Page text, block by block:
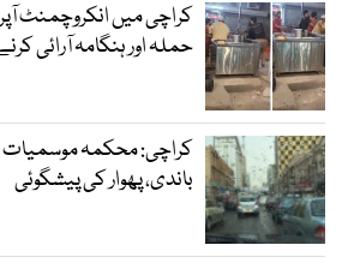
کراچی میں انکروچمنٹ
حملہ اور ہنگامہ آرائی کرنے پر 33 ملزمان
کراچی: محکمہ موسمیات
باندی، پھوار کی پیشگوئی